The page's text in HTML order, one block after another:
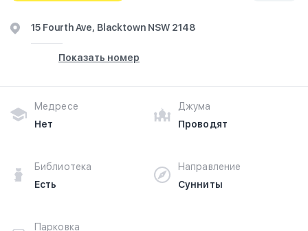
15 Fourth Ave, Blacktown NSW 2148
Показать номер
Медресе
Нет
Джума
Проводят
Библиотека
Есть
Направление
Сунниты
Парковка